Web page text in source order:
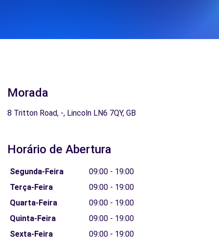
Morada
8 Tritton Road, -, Lincoln LN6 7QY, GB
Horário de Abertura
Segunda-Feira
09:00 - 19:00
Terça-Feira
09:00 - 19:00
Quarta-Feira
09:00 - 19:00
Quinta-Feira
09:00 - 19:00
Sexta-Feira
09:00 - 19:00